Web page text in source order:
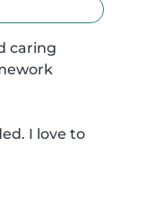
caring
I love to